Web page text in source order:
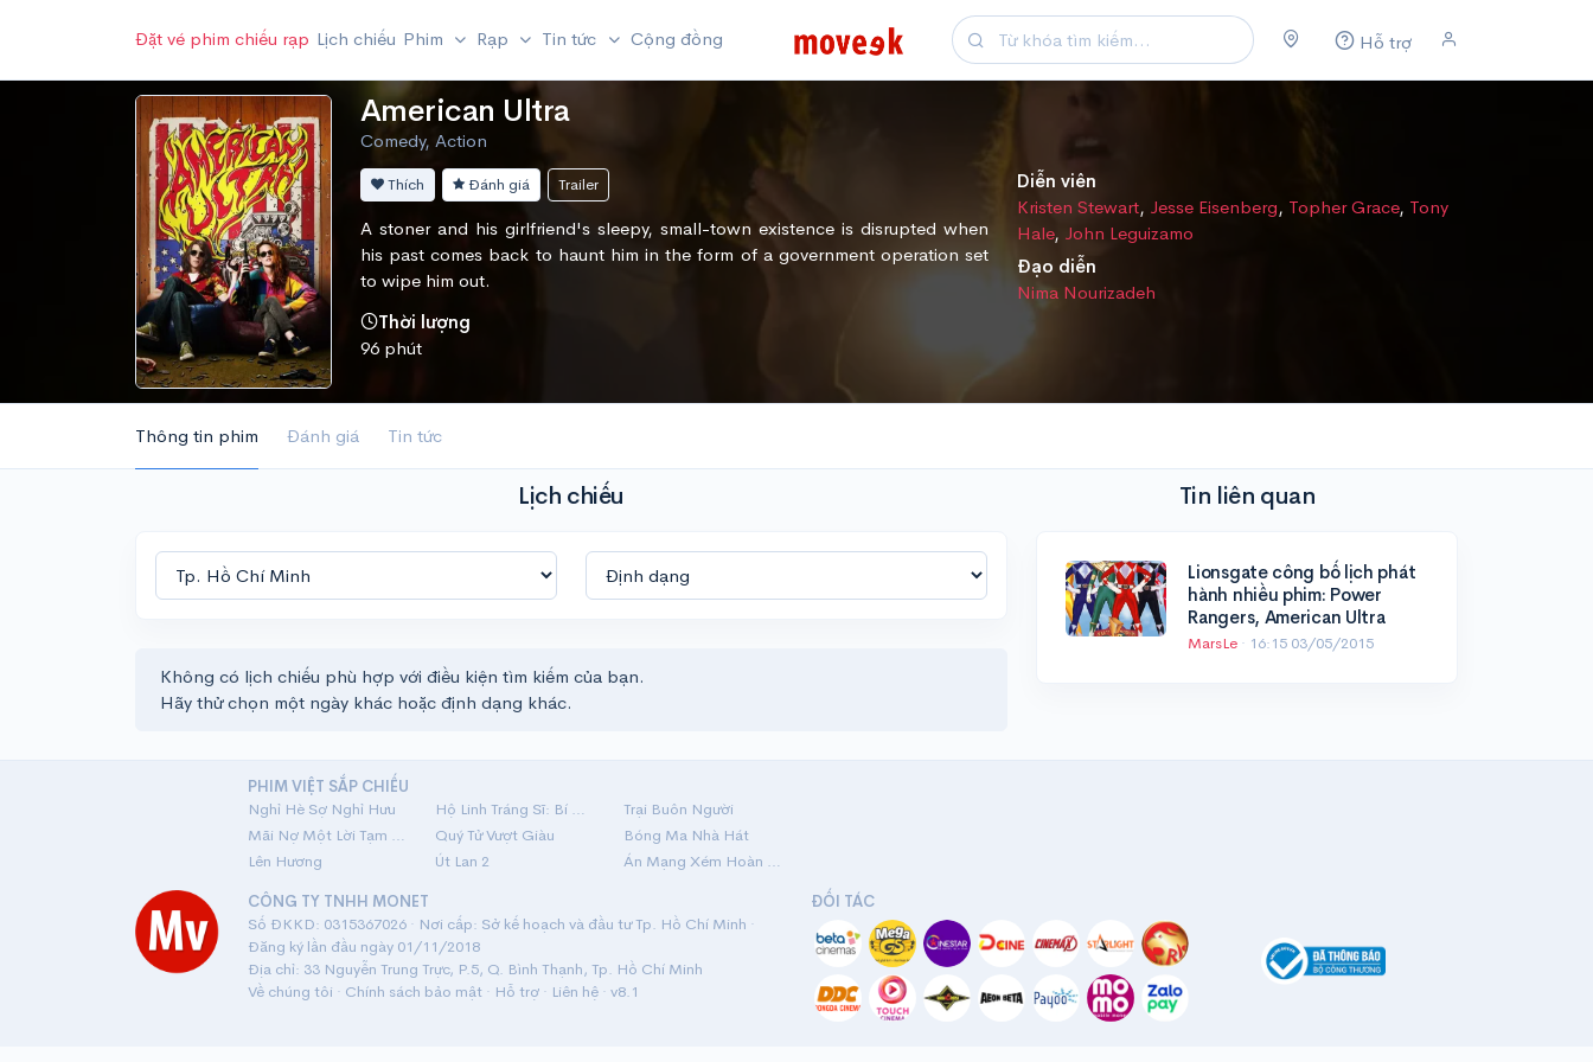
Hỗ trợ
Đặt vé phim chiếu rạp Lịch chiếu Phim Rạp Tin tức Cộng đồng
American Ultra
Comedy, Action
Thích Đánh giá Trailer
A stoner and his girlfriend's sleepy, small-town existence is disrupted when
his past comes back to haunt him in the form of a government operation set
to wipe him out.
Thời lượng
96 phút
Diễn viên
Kristen Stewart, Jesse Eisenberg, Topher Grace, Tony
Hale, John Leguizamo
Đạo diễn
Nima Nourizadeh
Thông tin phim Đánh giá Tin tức
Lịch chiếu
Không có lịch chiếu phù hợp với điều kiện tìm kiếm của bạn.
Hãy thử chọn một ngày khác hoặc định dạng khác.
Tin liên quan
Lionsgate công bố lịch phát
hành nhiều phim: Power
Rangers, American Ultra
MarsLe · 16:15 03/05/2015
PHIM VIỆT SẮP CHIẾU
Nghỉ Hè Sợ Nghỉ Hưu
Hộ Linh Tráng Sĩ: Bí Ẩn Mộ Vua Đinh
Trại Buôn Người
Mãi Nợ Một Lời Tạm Biệt
Quý Tử Vượt Giàu
Bóng Ma Nhà Hát
Lên Hương
Út Lan 2
Án Mạng Xém Hoàn Hảo
CÔNG TY TNHH MONET
Số ĐKKD: 0315367026 · Nơi cấp: Sở kế hoạch và đầu tư Tp. Hồ Chí Minh ·
Đăng ký lần đầu ngày 01/11/2018
Địa chỉ: 33 Nguyễn Trung Trực, P.5, Q. Bình Thạnh, Tp. Hồ Chí Minh
Về chúng tôi · Chính sách bảo mật· Hỗ trợ· Liên hệ· v8.1
ĐỐI TÁC